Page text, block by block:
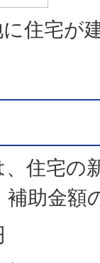
に住宅が
住宅の
助金額